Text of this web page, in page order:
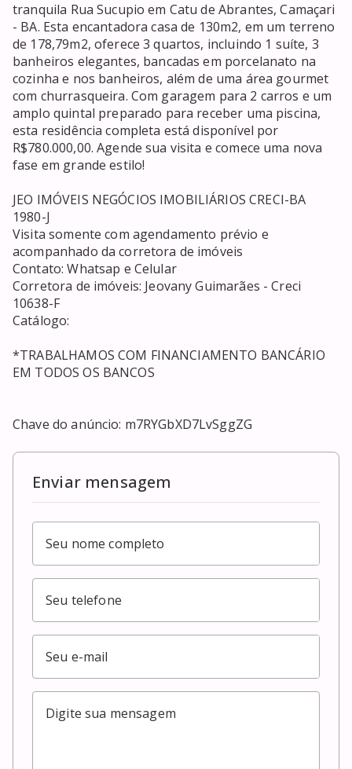
tranquila Rua Sucupio em Catu de Abrantes, Camaçari
- BA. Esta encantadora casa de 130m2, em um terreno
de 178,79m2, oferece 3 quartos, incluindo 1 suíte, 3
banheiros elegantes, bancadas em porcelanato na
cozinha e nos banheiros, além de uma área gourmet
com churrasqueira. Com garagem para 2 carros e um
amplo quintal preparado para receber uma piscina,
esta residência completa está disponível por
R$780.000,00. Agende sua visita e comece uma nova
fase em grande estilo!
JEO IMÓVEIS NEGÓCIOS IMOBILIÁRIOS CRECI-BA
1980-J
Visita somente com agendamento prévio e
acompanhado da corretora de imóveis
Contato: Whatsap e Celular
Corretora de imóveis: Jeovany Guimarães - Creci
10638-F
Catálogo:
*TRABALHAMOS COM FINANCIAMENTO BANCÁRIO
EM TODOS OS BANCOS
Chave do anúncio: m7RYGbXD7LvSggZG
Enviar mensagem